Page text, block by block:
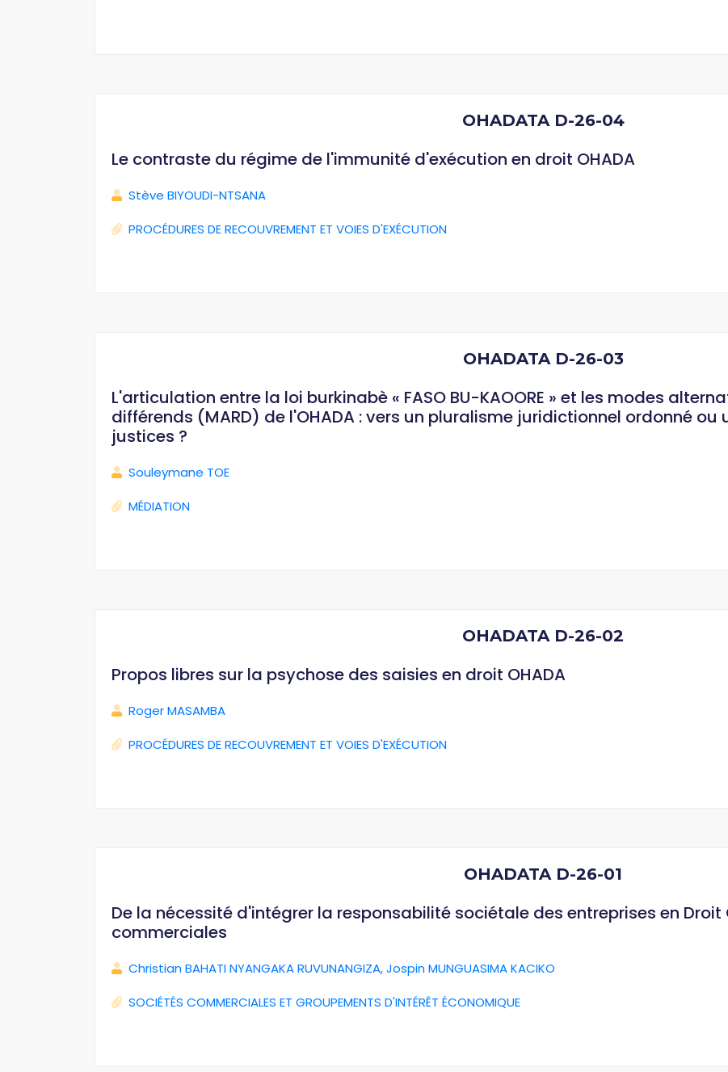
OHADATA D-26-04
Le contraste du régime de l'immunité d'exécution en droit OHADA
Stève BIYOUDI-NTSANA
PROCÉDURES DE RECOUVREMENT ET VOIES D'EXÉCUTION
OHADATA D-26-03
L'articulation entre la loi burkinabè « FASO BU-KAOORE » et les modes
différends (MARD) de l'OHADA : vers un pluralisme juridictionnel ordonné
justices ?
Souleymane TOE
MÉDIATION
OHADATA D-26-02
Propos libres sur la psychose des saisies en droit OHADA
Roger MASAMBA
PROCÉDURES DE RECOUVREMENT ET VOIES D'EXÉCUTION
OHADATA D-26-01
De la nécessité d'intégrer la responsabilité sociétale des entreprises en Droit
commerciales
Christian BAHATI NYANGAKA RUVUNANGIZA,Jospin MUNGUASIMA KACIKO
SOCIÉTÉS COMMERCIALES ET GROUPEMENTS D'INTÉRÊT ÉCONOMIQUE